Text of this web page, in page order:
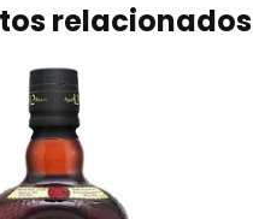
relacionados